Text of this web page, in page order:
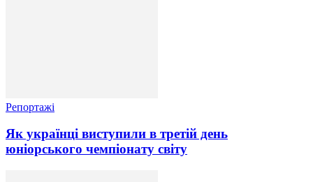
Репортажі
Як українці виступили в третій день
юніорського чемпіонату світу